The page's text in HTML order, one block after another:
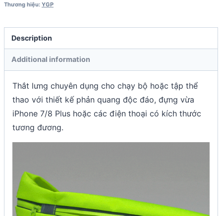
Thương hiệu: YGP
Description
Additional information
Thắt lưng chuyên dụng cho chạy bộ hoặc tập thể
thao với thiết kế phản quang độc đáo, đựng vừa
iPhone 7/8 Plus hoặc các điện thoại có kích thước
tương đương.